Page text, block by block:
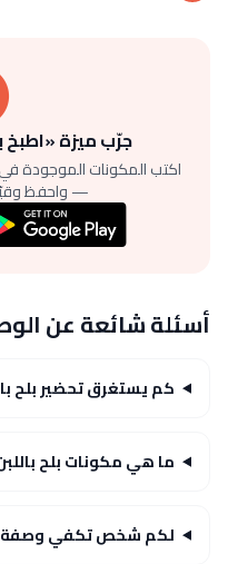
جرّب ميزة
اكتب المكونات الموجودة
— واحفظ
أسئلة شائعة عن
كم يستغرق تحضير بلح
ما هي مكونات بلح
لكم شخص تكفي وصفة